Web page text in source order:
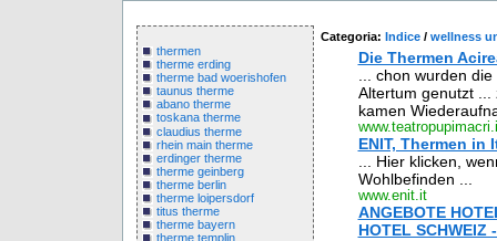
thermen
therme erding
therme bad woerishofen
taunus therme
abano therme
toskana therme
claudius therme
rhein main therme
erdinger therme
therme geinberg
therme berlin
therme loipersdorf
titus therme
therme bayern
therme templin
Categoria: Indice / wellness
Die Thermen
... chon wurden
Altertum genutzt
kamen
ENIT, Thermen in
... Hier klicken,
Wohlbefinden ...
www.enit.it
ANGEBOTE
HOTEL SCHWEIZ